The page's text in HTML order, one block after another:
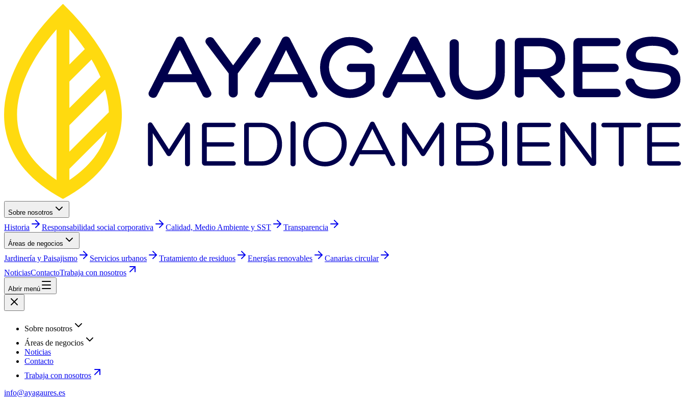
Sobre nosotros
Historia Responsabilidad social corporativa Calidad, Medio Ambiente y SST Transparencia
Áreas de negocios
Jardinería y Paisajismo Servicios urbanos Tratamiento de residuos Energías renovables
Canarias circular
NoticiasContactoTrabaja con nosotros
Abrir menú
Sobre nosotros
Áreas de negocios
Noticias
Contacto
Trabaja con nosotros
info@ayagaures.es